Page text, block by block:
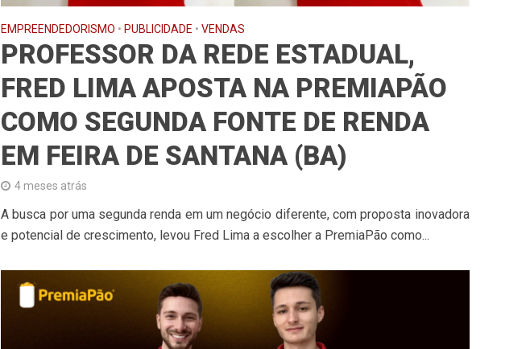
EMPREENDEDORISMO • PUBLICIDADE • VENDAS
PROFESSOR DA REDE ESTADUAL,
FRED LIMA APOSTA NA PREMIAPÃO
COMO SEGUNDA FONTE DE RENDA
EM FEIRA DE SANTANA (BA)
4 meses atrás
A busca por uma segunda renda em um negócio diferente, com proposta inovadora
e potencial de crescimento, levou Fred Lima a escolher a PremiaPão como...